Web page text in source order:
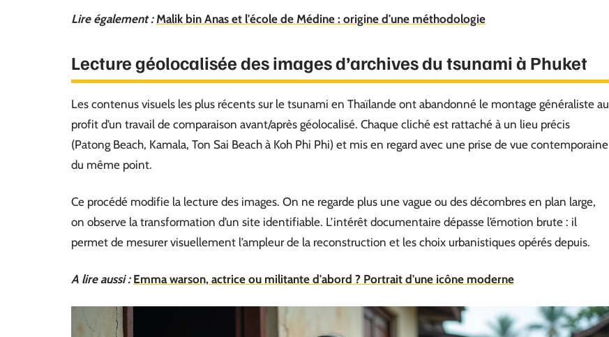
Lire également : Malik bin Anas et l'école de Médine : origine d'une méthodologie
Lecture géolocalisée des images d’archives du tsunami à Phuket
Les contenus visuels les plus récents sur le tsunami en Thaïlande ont abandonné le montage généraliste au
profit d’un travail de comparaison avant/après géolocalisé. Chaque cliché est rattaché à un lieu précis
(Patong Beach, Kamala, Ton Sai Beach à Koh Phi Phi) et mis en regard avec une prise de vue contemporaine
du même point.
Ce procédé modifie la lecture des images. On ne regarde plus une vague ou des décombres en plan large,
on observe la transformation d’un site identifiable. L’intérêt documentaire dépasse l’émotion brute : il
permet de mesurer visuellement l’ampleur de la reconstruction et les choix urbanistiques opérés depuis.
A lire aussi : Emma warson, actrice ou militante d'abord ? Portrait d'une icône moderne